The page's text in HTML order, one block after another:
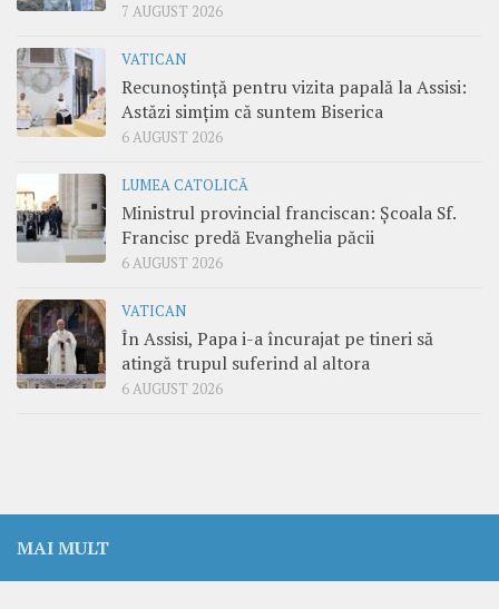
7 AUGUST 2026
VATICAN
Recunoștință pentru vizita papală la Assisi:
Astăzi simțim că suntem Biserica
6 AUGUST 2026
LUMEA CATOLICĂ
Ministrul provincial franciscan: Școala Sf.
Francisc predă Evanghelia păcii
6 AUGUST 2026
VATICAN
În Assisi, Papa i-a încurajat pe tineri să
atingă trupul suferind al altora
6 AUGUST 2026
MAI MULT